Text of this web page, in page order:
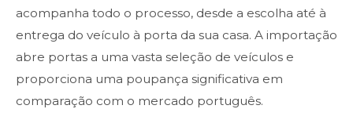
acompanha todo o processo, desde a escolha até à
entrega do veículo à porta da sua casa. A importação
abre portas a uma vasta seleção de veículos e
proporciona uma poupança significativa em
comparação com o mercado português.